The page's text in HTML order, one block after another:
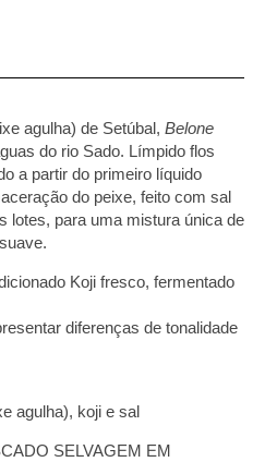
agulha) de Setúbal, Belone
do rio Sado. Límpido flos
a partir do primeiro líquido
do peixe, feito com sal
lotes, para uma mistura única de
Koji fresco, fermentado
diferenças de tonalidade
agulha), koji e sal
SELVAGEM EM